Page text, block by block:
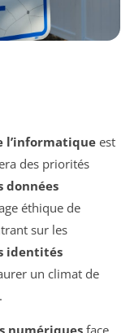
l’informatique est
des priorités
données
éthique de
sur les
identités
un climat de
numériques face